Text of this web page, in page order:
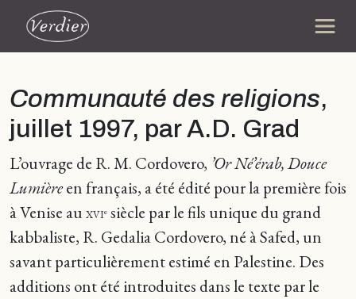
Communauté des religions,
juillet 1997, par A.D. Grad
L’ouvrage de R. M. Cordovero, ’Or Né’érab, Douce
Lumièreen français, a été édité pour la première fois
à Venise au XVIe siècle par le fils unique du grand
kabbaliste, R. Gedalia Cordovero, né à Safed, un
savant particulièrement estimé en Palestine. Des
additions ont été introduites dans le texte par le